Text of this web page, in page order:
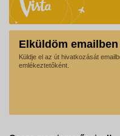
Elküldöm emailben
Küldje el az út hivatkozását
emlékeztetőként.